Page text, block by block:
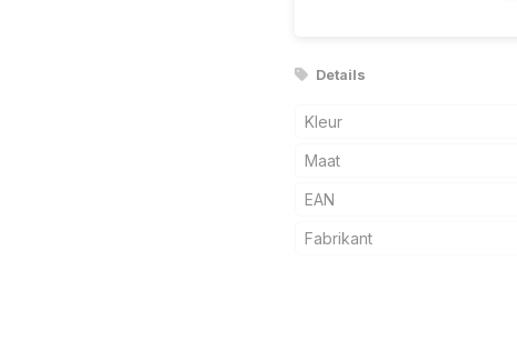
Details
Kleur
Maat
EAN
Fabrikant